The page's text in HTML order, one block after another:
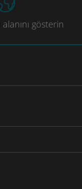
alanını gösterin